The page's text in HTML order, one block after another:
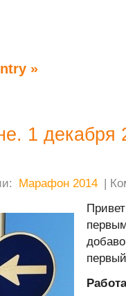
»
1
Марафон 2014 |
Работа